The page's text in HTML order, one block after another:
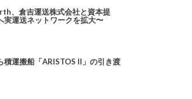
、倉吉運送株式会社と資本提
実運送ネットワークを拡大〜
積運搬船「ARISTOS II」の引き渡